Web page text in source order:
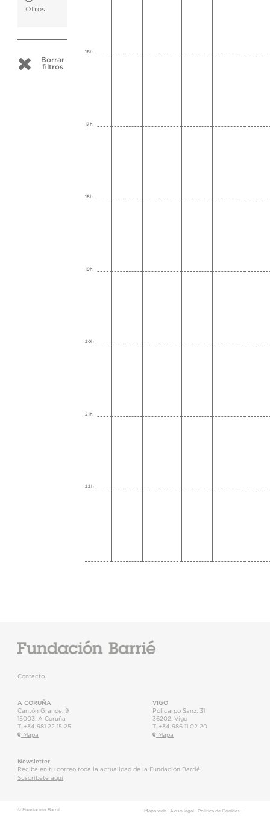
Otros
Borrar
filtros
16h
17h
18h
19h
20h
21h
22h
Contacto
A CORUÑA
Cantón Grande, 9
15003
A Coruña
T. +34 981 22 15 25
Mapa
VIGO
Policarpo Sanz, 31
36202 Vigo
T. +34 986 11 02 20
Mapa
Newsletter
Recibe en tu correo toda la actualidad de la Fundación Barrié
Suscríbete aquí
© Fundación Barrié Mapa web· Aviso legal · Política de Cookies ·